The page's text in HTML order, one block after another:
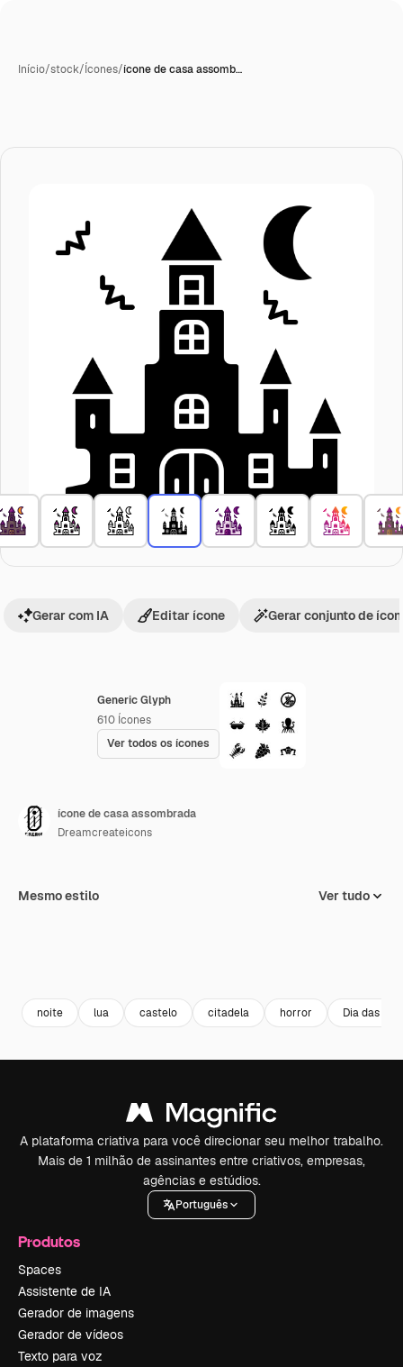
Início/stock/Ícones/ícone de casa assomb…
Generic Glyph
610 Ícones
Ver todos os ícones
Gerar com IA Editar ícone Gerar conjunto de
ícone de casa assombrada
Dreamcreateicons
Mesmo estilo Ver tudo
noite lua castelo citadela horror Dia das
A plataforma criativa para você direcionar seu melhor trabalho.
Mais de 1 milhão de assinantes entre criativos, empresas,
agências e estúdios.
Português
Produtos
Spaces
Assistente de IA
Gerador de imagens
Gerador de vídeos
Texto para voz